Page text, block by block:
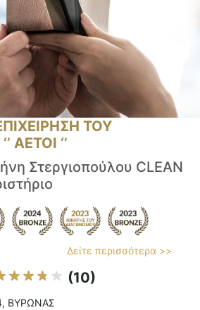
ΤΟΥ
ΑΕΤΟΙ ‘’
Στεργιοπούλου CLEAN
Δείτε περισσότερα >>
(10)
ΒΥΡΩΝΑΣ